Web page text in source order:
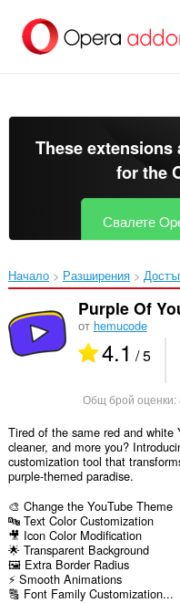
главното
съдържание
These extensions
for the
Свалете
Начало Разширения
Purple Of
от hemucode
4.1 / 5
Общ брой оценки:
Tired of the same red and white
cleaner, and more you?
customization tool that
purple-themed paradise.
🎨 Change the YouTube Theme
🔤 Text Color Customization
🎥 Icon Color Modification
🌟 Transparent Background
🖼️ Extra Border Radius
⚡ Smooth Animations
🔠 Font Family Customization...